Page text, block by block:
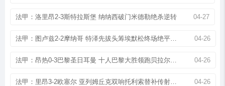
法甲：洛里昂2-3斯特拉斯堡 纳纳西破门米德勒绝杀逆转 04-27
法甲：图卢兹2-2摩纳哥 特泽先拔头筹埃默松终场绝平救主 04-26
法甲：昂热0-3巴黎圣日耳曼 十人巴黎大胜领跑贝拉尔多传射 04-26
法甲：里昂3-2欧塞尔 亚列姆丘克双响托利索替补传射建功 04-26